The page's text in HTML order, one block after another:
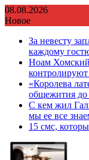
Перейти
к
08.08.2026
Новое
За невесту
каждому
Ноам
«Королева
общежития
С кем жил
мы ее все
15 смс,